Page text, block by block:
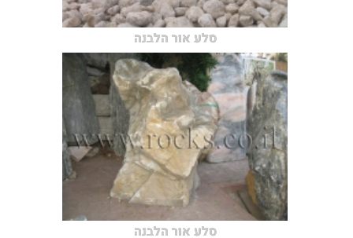
סלע אור הלבנה
סלע אור הלבנה